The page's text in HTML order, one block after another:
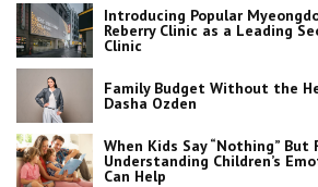
Introducing Popular
Reberry Clinic as a Leading
Clinic
Family Budget Without the
Dasha Ozden
When Kids Say “Nothing” But
Understanding Children’s
Can Help